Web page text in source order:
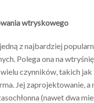
wtryskowego
z najbardziej
Polega ona na
czynników, takich
Jej zaprojektowanie,
(nawet dwa